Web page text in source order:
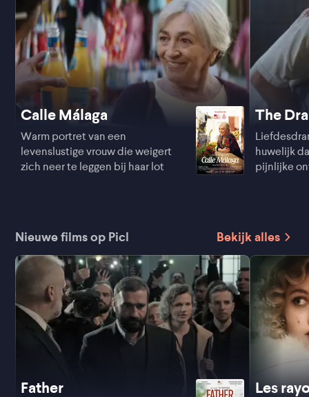
Calle Málaga
Warm portret van een
levenslustige vrouw die weigert
zich neer te leggen bij haar lot
The
huwelijk
pijnlijke
Nieuwe films op Picl Bekijk alles
Father Les